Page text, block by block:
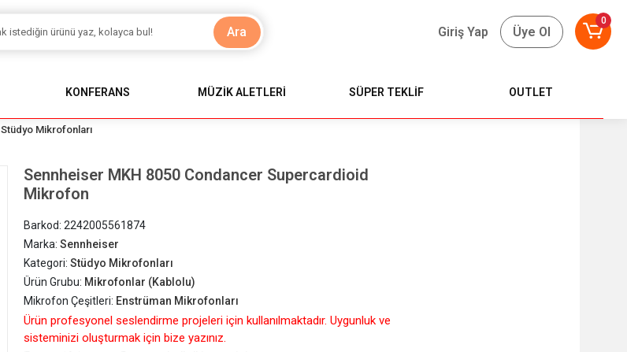
Ara Giriş Yap Üye Ol
0
KONFERANS MÜZİK ALETLERİ SÜPER TEKLİF OUTLET
Stüdyo Mikrofonları
Sennheiser MKH 8050 Condancer Supercardioid
Mikrofon
Barkod:2242005561874
Marka:Sennheiser
Kategori:Stüdyo Mikrofonları
Ürün Grubu: Mikrofonlar (Kablolu)
Mikrofon Çeşitleri: Enstrüman Mikrofonları
Ürün profesyonel seslendirme projeleri için kullanılmaktadır. Uygunluk ve
sisteminizi oluşturmak için bize yazınız.